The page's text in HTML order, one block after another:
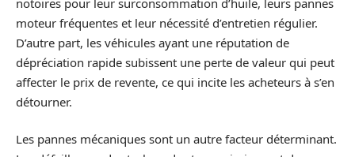
moteur fréquentes et leur nécessité d’entretien régulier.
D’autre part, les véhicules ayant une réputation de
dépréciation rapide subissent une perte de valeur qui peut
affecter le prix de revente, ce qui incite les acheteurs à s’en
détourner.
Les pannes mécaniques sont un autre facteur déterminant.